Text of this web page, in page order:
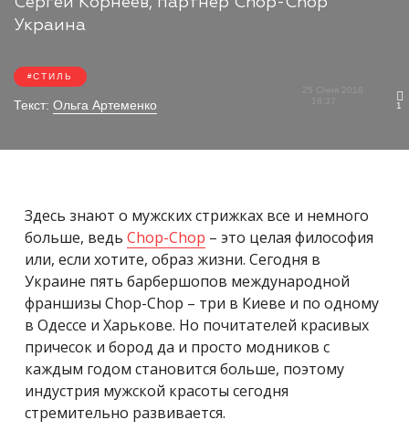
Украина
СТИЛЬ
Текст: Ольга Артеменко
18:37
1
Здесь знают о мужских стрижках все и немного
больше, ведь Chop-Chop – это целая философия
или, если хотите, образ жизни. Сегодня в
Украине пять барбершопов международной
франшизы Chop-Chop – три в Киеве и по одному
в Одессе и Харькове. Но почитателей красивых
причесок и бород да и просто модников с
каждым годом становится больше, поэтому
индустрия мужской красоты сегодня
стремительно развивается.